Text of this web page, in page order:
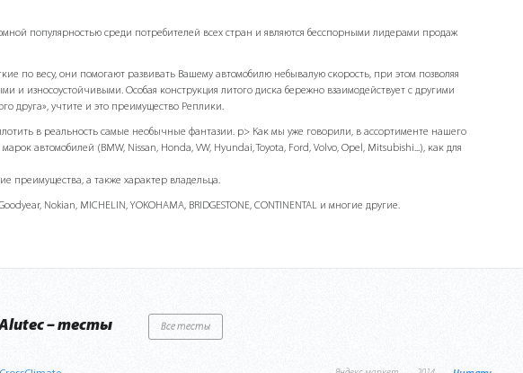
популярностью среди потребителей всех стран и являются бесспорными лидерами продаж
по весу, они помогают развивать Вашему автомобилю небывалую скорость, при этом позволяя
износоустойчивыми. Особая конструкция литого диска бережно взаимодействует с другими
друга», учтите и это преимущество Реплики.
в реальность самые необычные фантазии. p> Как мы уже говорили, в ассортименте нашего
автомобилей (BMW, Nissan, Honda, VW, Hyundai, Toyota, Ford, Volvo, Opel, Mitsubishi...), как для
преимущества, а также характер владельца.
Nokian, MICHELIN, YOKOHAMA, BRIDGESTONE, CONTINENTAL и многие другие.
– тесты Все тесты